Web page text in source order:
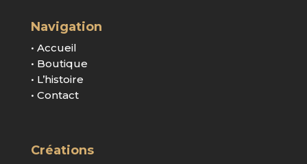
Navigation
• Accueil
• Boutique
• L’histoire
• Contact
Créations